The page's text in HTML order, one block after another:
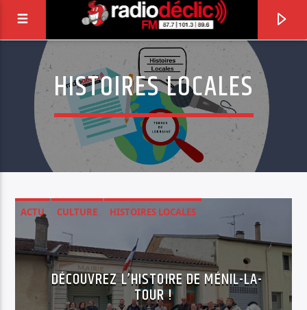
RADIO DÉCLIC
VOTRE RADIO ASSOCIATIVE EN TERRES DE
LORRAINE
HISTOIRES LOCALES
ACTU CULTURE HISTOIRES LOCALES
DÉCOUVREZ L’HISTOIRE DE MÉNIL-LA-
TOUR !